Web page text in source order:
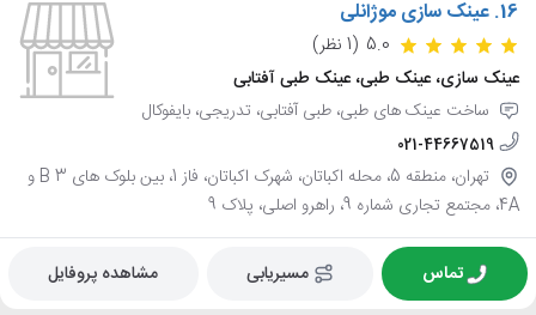
16. عینک سازی موژانلی
5.0 (1 نظر)
عینک سازی، عینک طبی، عینک طبی آفتابی
ساخت عینک های طبی، طبی آفتابی، تدریجی، بایفوکال
021-44667519
تهران، منطقه 5، محله اکباتان، شهرک اکباتان، فاز 1، بین بلوک های 3 B و
4A، مجتمع تجاری شماره 9، راهرو اصلی، پلاک 9
تماس مسیریابی مشاهده پروفایل